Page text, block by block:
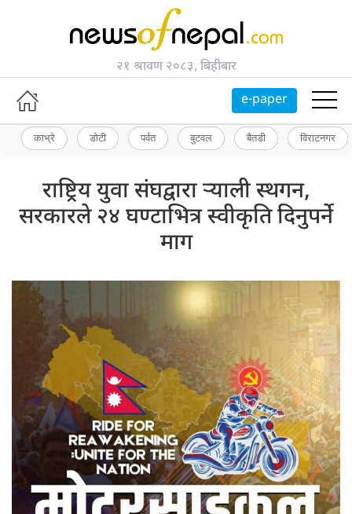
२१ श्रावण २०८३, बिहीबार
e-paper
काभ्रे डोटी पर्वत बुटवल बैतडी विराटनगर
राष्ट्रिय युवा संघद्वारा र्‍याली स्थगन,
सरकारले २४ घण्टाभित्र स्वीकृति दिनुपर्ने
माग